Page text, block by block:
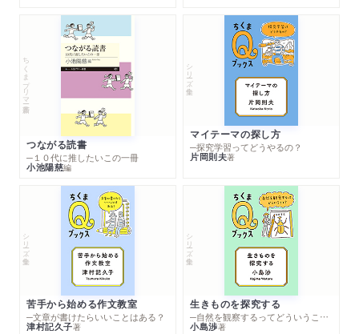
ちくまプリマー新書
つながる読書
─１０代に推したいこの一冊
小池陽慈編
シリーズ・全集
マイテーマの探し方
─探究学習ってどうやるの？
片岡則夫著
シリーズ・全集
苦手から始める作文教室
─文章が書けたらいいことはある？
津村記久子著
シリーズ・全集
生きものを探究する
─自然を観察するってどういうこと？
小島渉著